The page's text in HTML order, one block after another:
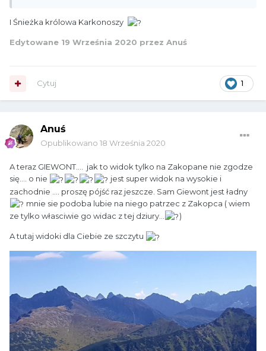
I Śnieżka królowa Karkonoszy
Edytowane 19 Września 2020 przez Anuś
1
Cytuj
Anuś
Opublikowano 18 Września 2020
A teraz GIEWONT.... jak to widok tylko na Zakopane nie zgodze
się.... o nie
jest super widok na wysokie i
zachodnie .... proszę pójść raz jeszcze. Sam Giewont jest ładny
mnie sie podoba lubie na niego patrzec z Zakopca ( wiem
ze tylko własciwie go widac z tej dziury...
)
A tutaj widoki dla Ciebie ze szczytu